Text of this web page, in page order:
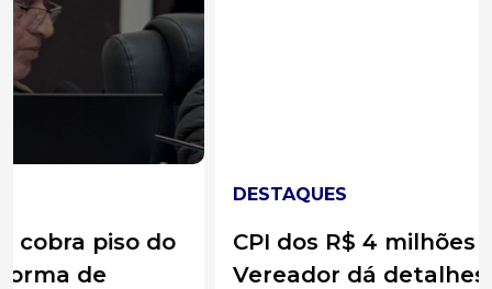
CPI dos R$ 4 milhões em Joaçaba:
Vereador dá detalhes do que foi